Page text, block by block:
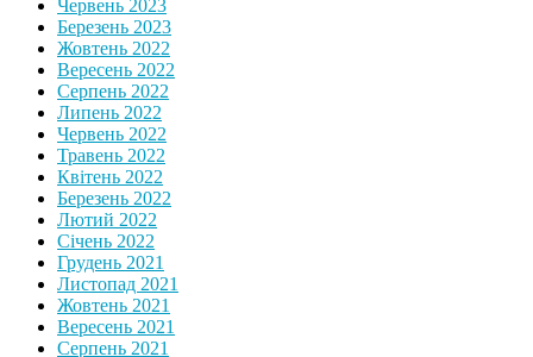
Червень 2023
Березень 2023
Жовтень 2022
Вересень 2022
Серпень 2022
Липень 2022
Червень 2022
Травень 2022
Квітень 2022
Березень 2022
Лютий 2022
Січень 2022
Грудень 2021
Листопад 2021
Жовтень 2021
Вересень 2021
Серпень 2021